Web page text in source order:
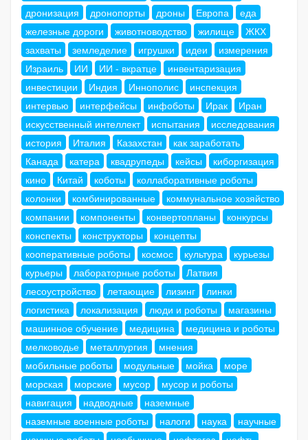
дронизация
дронопорты дроны Европа
еда
железные дороги
животноводство жилище
ЖКХ
захваты
земледелие игрушки идеи
измерения
Израиль
ИИ ИИ - вкратце
инвентаризация
инвестиции
Индия Иннополис
инспекция
интервью
интерфейсы инфоботы Ирак
Иран
искусственный интеллект
испытания
исследования
история
Италия Казахстан
как заработать
Канада
катера квадрупеды кейсы
киборгизация
кино
Китай коботы
коллаборативные роботы
колонки
комбинированные
коммунальное хозяйство
компании
компоненты конвертопланы
конкурсы
конспекты
конструкторы
концепты
кооперативные роботы
космос культура
курьезы
курьеры
лабораторные роботы
Латвия
лесоустройство
летающие лизинг
линки
логистика
локализация люди и роботы
магазины
машинное обучение
медицина
медицина и роботы
мелководье
металлургия
мнения
мобильные роботы
модульные мойка
море
морская
морские мусор
мусор и роботы
навигация
надводные
наземные
наземные военные роботы
налоги наука
научные